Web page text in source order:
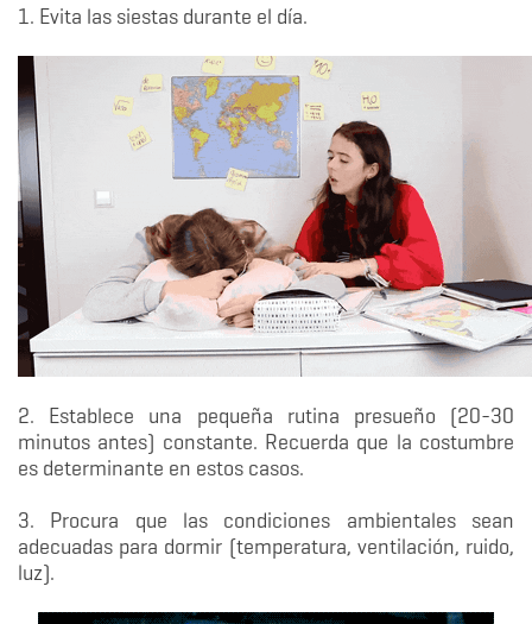
1. Evita las siestas durante el día.
2. Establece una pequeña rutina presueño (20-30
minutos antes) constante. Recuerda que la costumbre
es determinante en estos casos.
3. Procura que las condiciones ambientales sean
adecuadas para dormir (temperatura, ventilación, ruido,
luz).